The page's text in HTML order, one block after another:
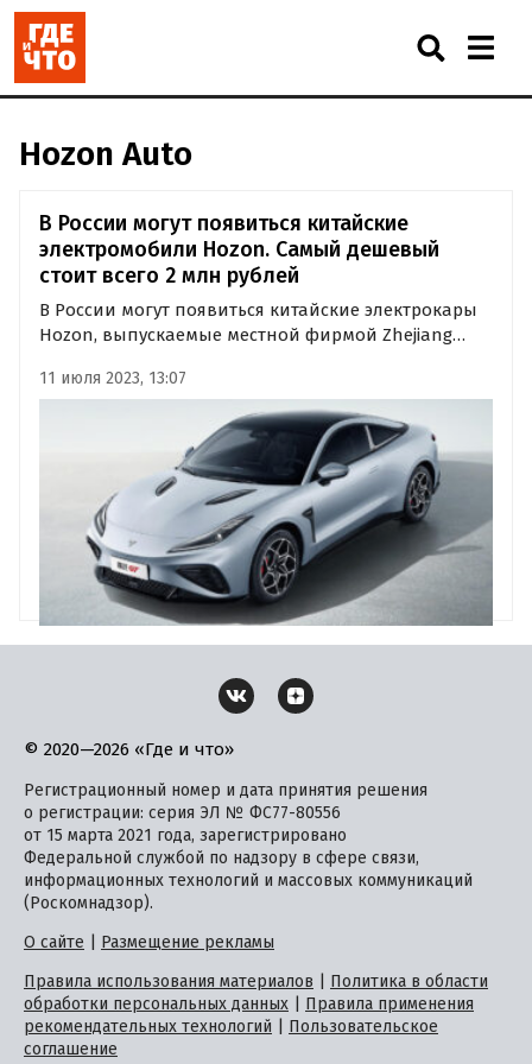
Hozon Auto
В России могут появиться китайские
электромобили Hozon. Самый дешевый
стоит всего 2 млн рублей
В России могут появиться китайские электрокары
Hozon, выпускаемые местной фирмой Zhejiang
готов привезти под заказ сразу четыре модели
этого бренда, а самая дешевая из них стоит 2,22
млн рублей, пишут…
11 июля 2023, 13:07
© 2020—2026 «Где и что»
Регистрационный номер и дата принятия решения
о регистрации: серия ЭЛ № ФС77-80556
от 15 марта 2021 года, зарегистрировано
Федеральной службой по надзору в сфере связи,
информационных технологий и массовых коммуникаций
(Роскомнадзор).
О сайте
Размещение рекламы
Правила использования материалов
Политика в области
обработки персональных данных
Правила применения
рекомендательных технологий
Пользовательское
соглашение